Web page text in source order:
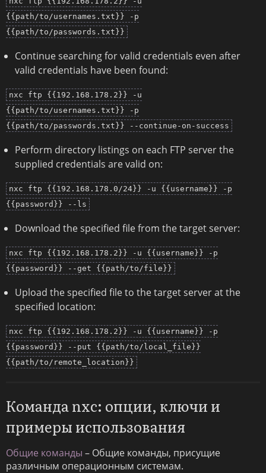
{{path/to/usernames.txt}} -p
{{path/to/passwords.txt}}
Continue searching for valid credentials even after
valid credentials have been found:
nxc ftp {{192.168.178.2}} -u
{{path/to/usernames.txt}} -p
{{path/to/passwords.txt}} --continue-on-success
Perform directory listings on each FTP server the
supplied credentials are valid on:
nxc ftp {{192.168.178.0/24}} -u {{username}} -p
{{password}} --ls
Download the specified file from the target server:
nxc ftp {{192.168.178.2}} -u {{username}} -p
{{password}} --get {{path/to/file}}
Upload the specified file to the target server at the
specified location:
nxc ftp {{192.168.178.2}} -u {{username}} -p
{{password}} --put {{path/to/local_file}}
{{path/to/remote_location}}
Команда nxc: опции, ключи и
примеры использования
Общие команды – Общие команды, присущие
различным операционным системам.